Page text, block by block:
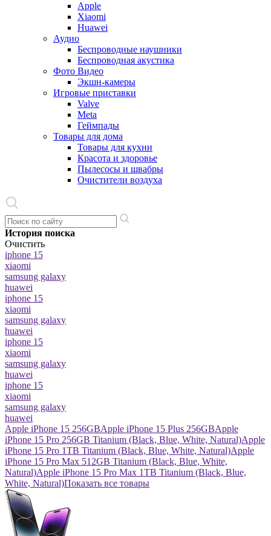
Apple
Xiaomi
Huawei
Аудио
Беспроводные наушники
Беспроводная акустика
Фото Видео
Экшн-камеры
Игровые приставки
Valve
Meta
Геймпады
Товары для дома
Товары для кухни
Красота и здоровье
Пылесосы и швабры
Очистители воздуха
История поиска
Очистить
iphone 15
xiaomi
samsung galaxy
huawei
iphone 15
xiaomi
samsung galaxy
huawei
iphone 15
xiaomi
samsung galaxy
huawei
iphone 15
xiaomi
samsung galaxy
huawei
Apple iPhone 15 256GBApple iPhone 15 Plus 256GBApple
iPhone 15 Pro 256GB Titanium (Black, Blue, White, Natural)Apple
iPhone 15 Pro 1TB Titanium (Black, Blue, White, Natural)Apple
iPhone 15 Pro Max 512GB Titanium (Black, Blue, White,
Natural)Apple iPhone 15 Pro Max 1TB Titanium (Black, Blue,
White, Natural)Показать все товары